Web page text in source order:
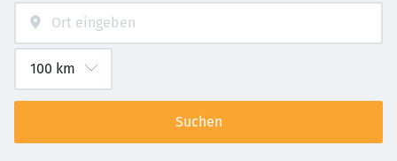
Suchen